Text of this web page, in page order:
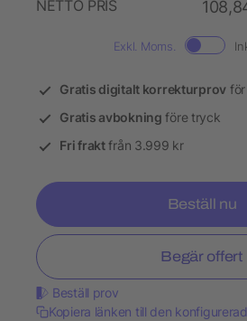
NETTO PRIS
Exkl. Moms.
Gratis digitalt korrekturprov
Gratis avbokning före tryck
Fri fraktfrån 3.999 kr
Beställ nu
Begär offert
Beställ prov
Kopiera länken till den